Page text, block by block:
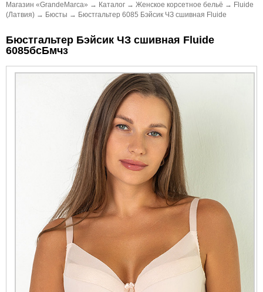
Магазин «GrandeMarca» → Каталог → Женское корсетное бельё → Fluide
(Латвия) → Бюсты → Бюстгальтер 6085 Бэйсик ЧЗ сшивная Fluide
Бюстгальтер Бэйсик ЧЗ сшивная Fluide
6085бсБмчз